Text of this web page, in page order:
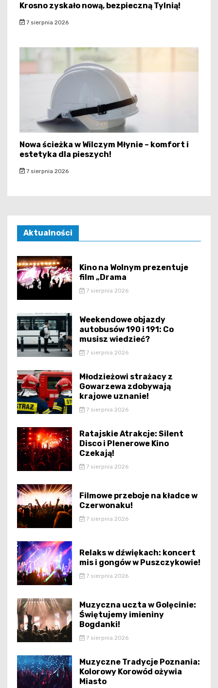
Krosno zyskało nową, bezpieczną Tylnią!
7 sierpnia 2026
Nowa ścieżka w Wilczym Młynie – komfort i
estetyka dla pieszych!
7 sierpnia 2026
Aktualności
Kino na Wolnym prezentuje
film „Drama
7 sierpnia 2026
Weekendowe objazdy
autobusów 190 i 191: Co
musisz wiedzieć?
7 sierpnia 2026
Młodzieżowi strażacy z
Gowarzewa zdobywają
krajowe uznanie!
7 sierpnia 2026
Ratajskie Atrakcje: Silent
Disco i Plenerowe Kino
Czekają!
7 sierpnia 2026
Filmowe przeboje na kładce w
Czerwonaku!
7 sierpnia 2026
Relaks w dźwiękach: koncert
mis i gongów w Puszczykowie!
7 sierpnia 2026
Muzyczna uczta w Golęcinie:
Świętujemy imieniny
Bogdanki!
7 sierpnia 2026
Muzyczne Tradycje Poznania:
Kolorowy Korowód ożywia
Miasto